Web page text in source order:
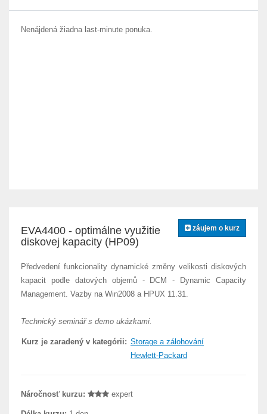
Nenájdená žiadna last-minute ponuka.
záujem o kurz
EVA4400 - optimálne využitie
diskovej kapacity (HP09)
Předvedení funkcionality dynamické změny velikosti diskových
kapacit podle datových objemů - DCM - Dynamic Capacity
Management. Vazby na Win2008 a HPUX 11.31.
Technický seminář s demo ukázkami.
Kurz je zaradený v kategórii: Storage a zálohování
Hewlett-Packard
Náročnosť kurzu: expert